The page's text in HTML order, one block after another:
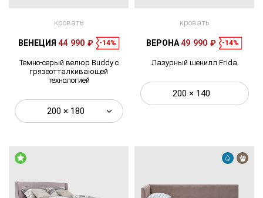
кровать
ВЕНЕЦИЯ 44 990 ₽ -14%
Темно-серый велюр Buddy с
грязеотталкивающей
технологией
200 × 180
кровать
ВЕРОНА49 990 ₽ -14%
Лазурный шенилл Frida
200 × 140